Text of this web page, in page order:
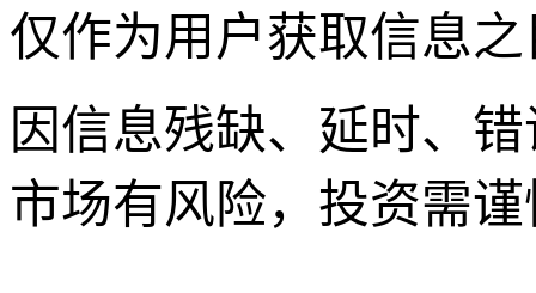
仅作为用户获取信息
因信息残缺、延时、
市场有风险，投资需